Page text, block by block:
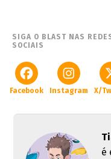
SIGA O BLAST NAS
SOCIAIS
Facebook Instagram X/
é